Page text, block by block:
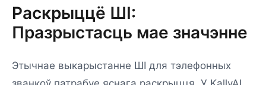
Раскрыццё ШІ:
Празрыстасць мае значэнне
Этычнае выкарыстанне ШІ для тэлефонных